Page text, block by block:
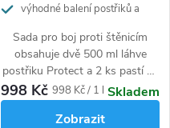
výhodné balení postřiků a
Sada pro boj proti štěnicím
obsahuje dvě 500 ml láhve
postřiku Protect a 2 ks pastí na
štěnice. Ideální cenově výhodný
set přípravků proti škůdcům je
vhodný při likvidaci menšího
998 Kč Měrná
998 Kč / 1 l Skladem
Zobrazit